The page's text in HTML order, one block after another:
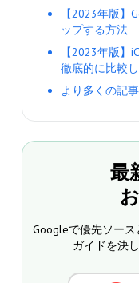
【2023年版】
ップする方法
【2023年版
徹底的に比較
より多くの記事
最
Googleで優先ソー
ガイドを決